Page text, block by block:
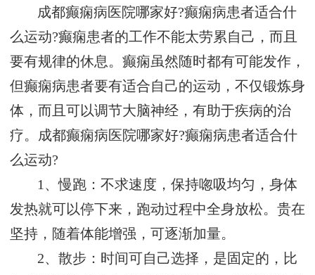
成都癫痫病医院哪家好?癫痫病患者适合什
么运动?癫痫患者的工作不能太劳累自己，而且
要有规律的休息。癫痫虽然随时都有可能发作，
但癫痫病患者要有适合自己的运动，不仅锻炼身
体，而且可以调节大脑神经，有助于疾病的治
疗。成都癫痫病医院哪家好?癫痫病患者适合什
么运动?
1、慢跑：不求速度，保持唿吸均匀，身体
发热就可以停下来，跑动过程中全身放松。贵在
坚持，随着体能增强，可逐渐加量。
2、散步：时间可自己选择，是固定的，比